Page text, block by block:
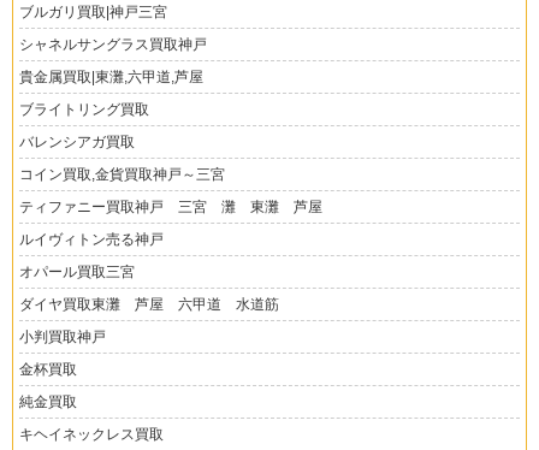
ブルガリ買取|神戸三宮
シャネルサングラス買取神戸
貴金属買取|東灘,六甲道,芦屋
ブライトリング買取
バレンシアガ買取
コイン買取,金貨買取神戸～三宮
ティファニー買取神戸 三宮 灘 東灘 芦屋
ルイヴィトン売る神戸
オパール買取三宮
ダイヤ買取東灘 芦屋 六甲道 水道筋
小判買取神戸
金杯買取
純金買取
キヘイネックレス買取